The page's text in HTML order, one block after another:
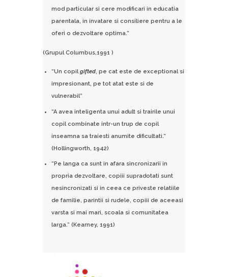
mod particular si cere modificari in educatia
parentala, in invatare si consiliere pentru a le
oferi o dezvoltare optima.”
(Grupul Columbus,1991 )
“Un copilgifted, pe cat este de exceptional si
impresionant, pe tot atat este si de
vulnerabil”
“A avea inteligenta unui adult si trairile unui
copil combinate intr-un trup de copil
inseamna sa traiesti anumite dificultati.”
(Hollingworth, 1942)
“Pe langa ca sunt in afara sincronizarii in
propria dezvoltare, copiii supradotati sunt
nesincronizati si in ceea ce priveste relatiile
de familie, parintii si rudele, copiii de aceeasi
varsta si mai mari, scoala si comunitatea
larga.” (Kearney, 1991)